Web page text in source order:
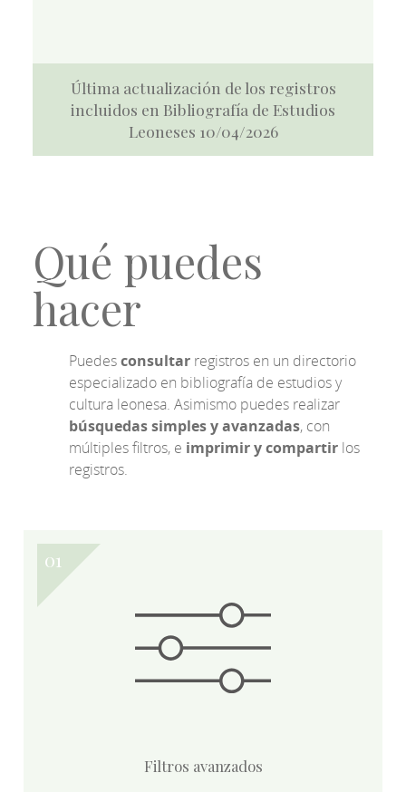
Última actualización de los registros
incluidos en Bibliografía de Estudios
Leoneses 10/04/2026
Qué puedes
hacer
Puedesconsultar registros en un directorio
especializado en bibliografía de estudios y
cultura leonesa. Asimismo puedes realizar
búsquedas simples y avanzadas, con
múltiples filtros, e imprimir y compartir los
registros.
Filtros avanzados